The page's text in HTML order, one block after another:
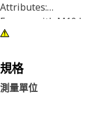
Attributes:
For use with M10
Consult your
Dealer for more
規格
測量單位